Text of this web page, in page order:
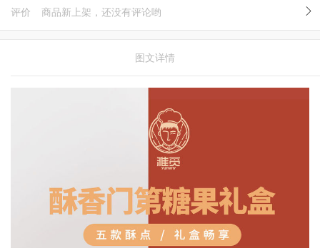
评价 商品新上架，还没有评论哟
图文详情